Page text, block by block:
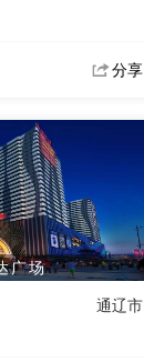
分享
广场
通辽市